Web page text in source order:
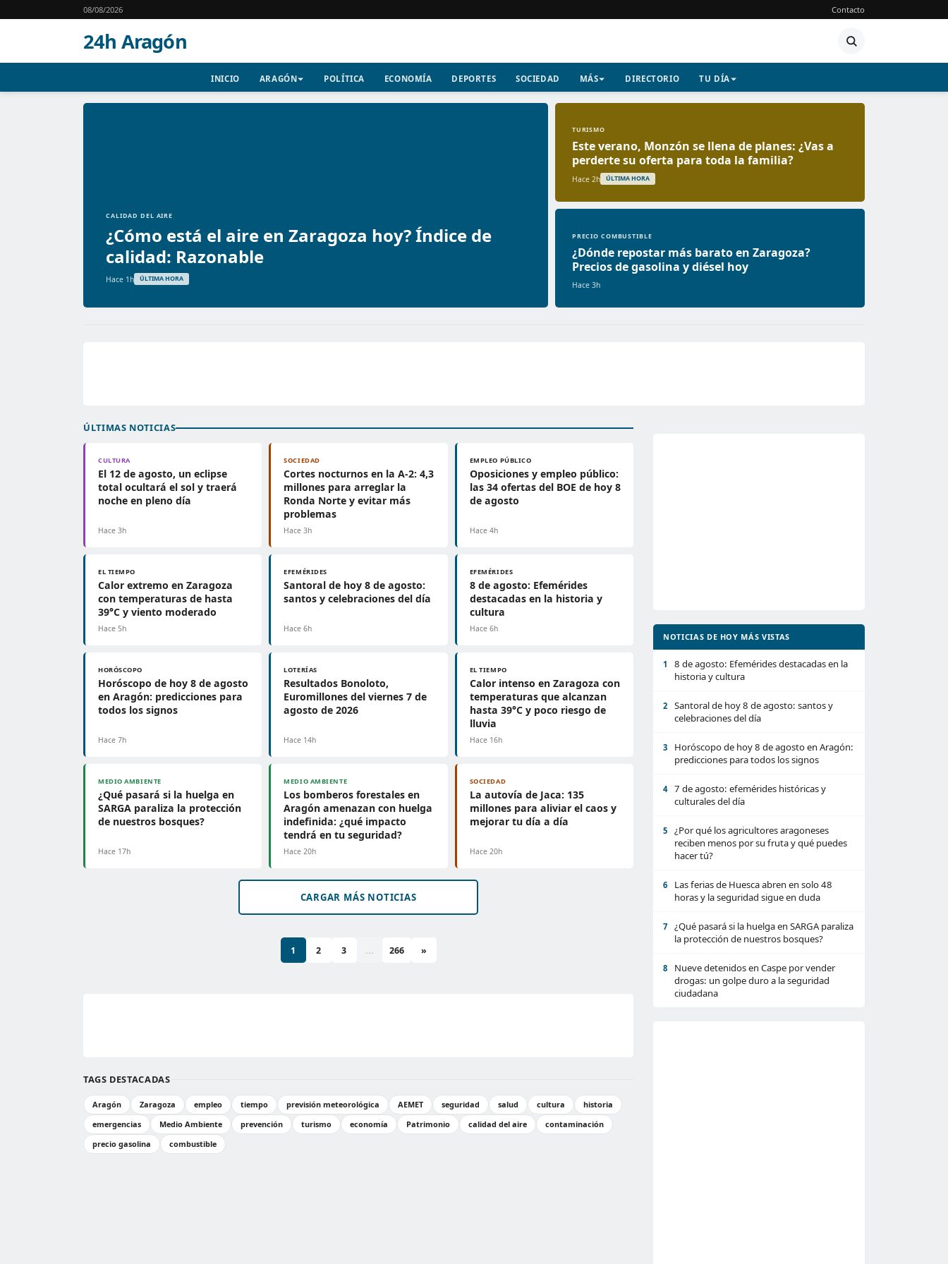
08/08/2026 Contacto
24h Aragón
INICIO ARAGÓN POLÍTICA ECONOMÍA DEPORTES SOCIEDAD MÁS DIRECTORIO TU DÍA
CALIDAD DEL AIRE
¿Cómo está el aire en Zaragoza hoy? Índice de
calidad: Razonable
Hace 1h ÚLTIMA HORA
TURISMO
Este verano, Monzón se llena de planes: ¿Vas a
perderte su oferta para toda la familia?
Hace 2h ÚLTIMA HORA
PRECIO COMBUSTIBLE
¿Dónde repostar más barato en Zaragoza?
Precios de gasolina y diésel hoy
Hace 3h
ÚLTIMAS NOTICIAS
CULTURA
El 12 de agosto, un eclipse
total ocultará el sol y traerá
noche en pleno día
Hace 3h
SOCIEDAD
Cortes nocturnos en la A-2: 4,3
millones para arreglar la
Ronda Norte y evitar más
problemas
Hace 3h
EMPLEO PÚBLICO
Oposiciones y empleo público:
las 34 ofertas del BOE de hoy 8
de agosto
Hace 4h
EL TIEMPO
Calor extremo en Zaragoza
con temperaturas de hasta
39°C y viento moderado
Hace 5h
EFEMÉRIDES
Santoral de hoy 8 de agosto:
santos y celebraciones del día
Hace 6h
EFEMÉRIDES
8 de agosto: Efemérides
destacadas en la historia y
cultura
Hace 6h
HORÓSCOPO
Horóscopo de hoy 8 de agosto
en Aragón: predicciones para
todos los signos
Hace 7h
LOTERÍAS
Resultados Bonoloto,
Euromillones del viernes 7 de
agosto de 2026
Hace 14h
EL TIEMPO
Calor intenso en Zaragoza con
temperaturas que alcanzan
hasta 39°C y poco riesgo de
lluvia
Hace 16h
MEDIO AMBIENTE
¿Qué pasará si la huelga en
SARGA paraliza la protección
de nuestros bosques?
Hace 17h
MEDIO AMBIENTE
Los bomberos forestales en
Aragón amenazan con huelga
indefinida: ¿qué impacto
tendrá en tu seguridad?
Hace 20h
SOCIEDAD
La autovía de Jaca: 135
millones para aliviar el caos y
mejorar tu día a día
Hace 20h
CARGAR MÁS NOTICIAS
1 2 3 ... 266 »
TAGS DESTACADAS
Aragón Zaragoza empleo tiempo previsión meteorológica AEMET seguridad salud cultura
historia
emergencias
Medio Ambiente prevención turismo economía Patrimonio calidad del aire
contaminación
precio gasolina
combustible
NOTICIAS DE HOY MÁS VISTAS
1
8 de agosto: Efemérides destacadas en la
historia y cultura
2
Santoral de hoy 8 de agosto: santos y
celebraciones del día
3
Horóscopo de hoy 8 de agosto en Aragón:
predicciones para todos los signos
4
7 de agosto: efemérides históricas y
culturales del día
5
¿Por qué los agricultores aragoneses
reciben menos por su fruta y qué puedes
hacer tú?
6
Las ferias de Huesca abren en solo 48
horas y la seguridad sigue en duda
7
¿Qué pasará si la huelga en SARGA paraliza
la protección de nuestros bosques?
8
Nueve detenidos en Caspe por vender
drogas: un golpe duro a la seguridad
ciudadana